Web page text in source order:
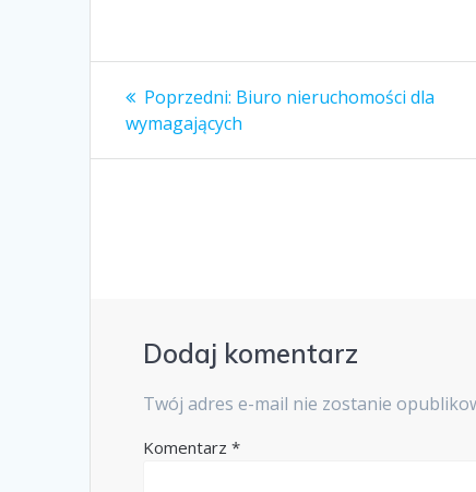
Nawigacja
wpisu
Poprzedni: Poprzedni
wpis:
Biuro nieruchomości dla
wymagających
Dodaj komentarz
Twój adres e-mail nie zostanie
Komentarz*